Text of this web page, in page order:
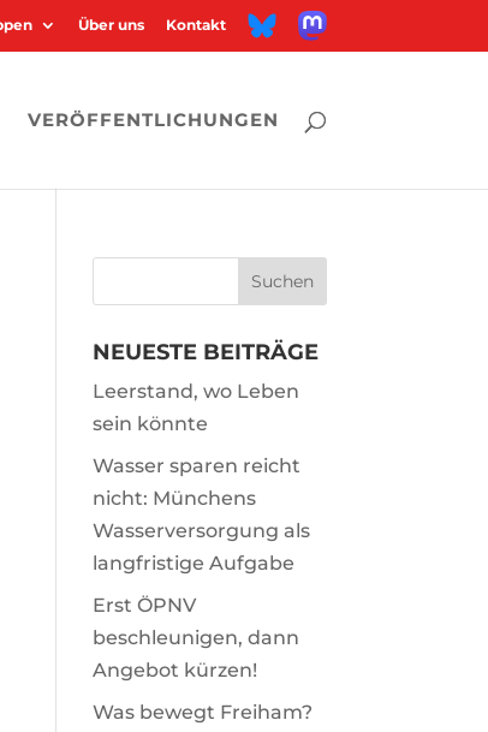
Über uns Kontakt
B
u
M
a
n
VERÖFFENTLICHUNGEN
NEUESTE BEITRÄGE
Leerstand, wo Leben
sein könnte
Wasser sparen reicht
nicht: Münchens
Wasserversorgung als
langfristige Aufgabe
Erst ÖPNV
beschleunigen, dann
Angebot kürzen!
Was bewegt Freiham?